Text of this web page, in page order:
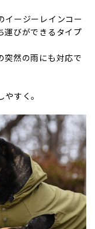
イージーレインコー
運びができるタイプ
突然の雨にも対応で
すく。